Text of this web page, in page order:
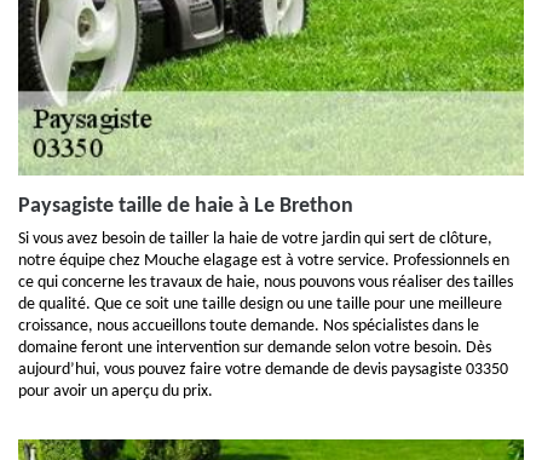
Paysagiste taille de haie à Le Brethon
Si vous avez besoin de tailler la haie de votre jardin qui sert de clôture,
notre équipe chez Mouche elagage est à votre service. Professionnels en
ce qui concerne les travaux de haie, nous pouvons vous réaliser des tailles
de qualité. Que ce soit une taille design ou une taille pour une meilleure
croissance, nous accueillons toute demande. Nos spécialistes dans le
domaine feront une intervention sur demande selon votre besoin. Dès
aujourd’hui, vous pouvez faire votre demande de devis paysagiste 03350
pour avoir un aperçu du prix.